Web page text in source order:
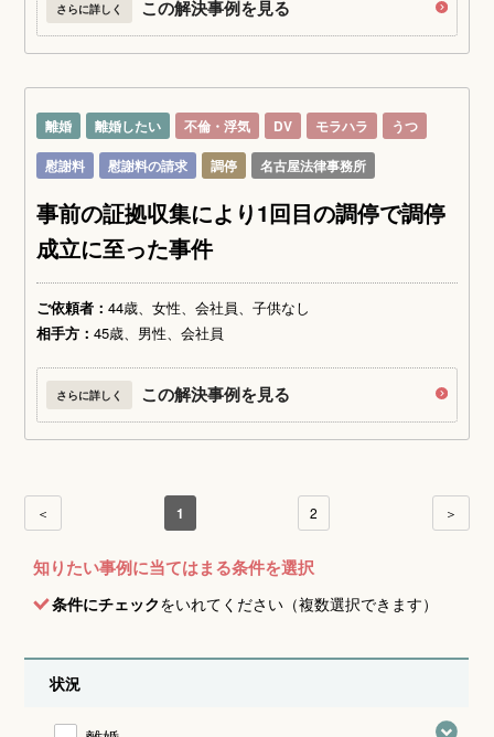
さらに詳しく この解決事例を見る
離婚 離婚したい 不倫・浮気 DV モラハラ
うつ
慰謝料
慰謝料の請求 調停 名古屋法律事務所
事前の証拠収集により1回目の調停で調停
成立に至った事件
ご依頼者：44歳、女性、会社員、子供なし
相手方：45歳、男性、会社員
さらに詳しく この解決事例を見る
＜ 1 2 ＞
知りたい事例に当てはまる条件を選択
条件にチェックをいれてください（複数選択できます）
状況